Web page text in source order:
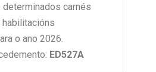
carnés
o ano 2026.
ED527A